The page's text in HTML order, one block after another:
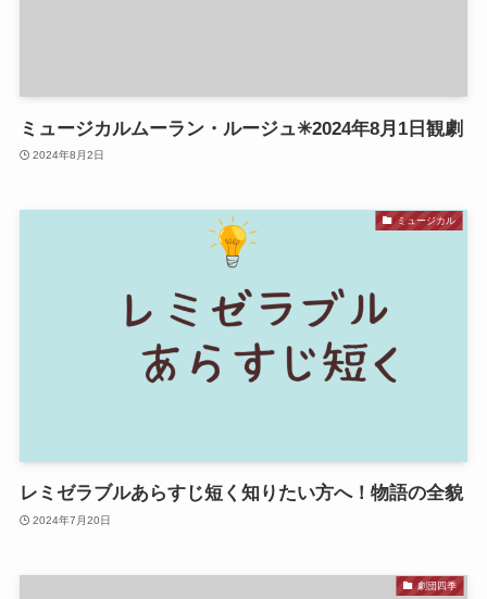
ミュージカルムーラン・ルージュ✳︎2024年8月1日観劇
2024年8月2日
ミュージカル
レミゼラブルあらすじ短く知りたい方へ！物語の全貌
2024年7月20日
劇団四季